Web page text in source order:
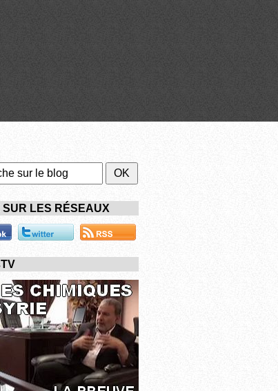
SUR LES RÉSEAUX